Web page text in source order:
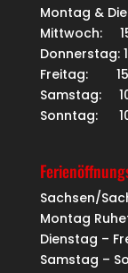
Montag &
Mittwoch:
Donnerstag:
Freitag:
Samstag:
Sonntag:
Sachsen/
Montag
Dienstag –
Samstag –